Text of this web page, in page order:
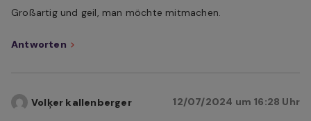
Großartig und geil, man möchte mitmachen.
Antworten
Volķer kallenberger 12/07/2024 um 16:28 Uhr